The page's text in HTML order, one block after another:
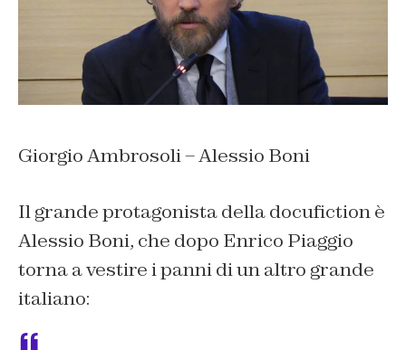
Giorgio Ambrosoli – Alessio Boni
Il grande protagonista della docufiction è
Alessio Boni, che dopo Enrico Piaggio
torna a vestire i panni di un altro grande
italiano: